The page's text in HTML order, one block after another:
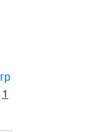
1